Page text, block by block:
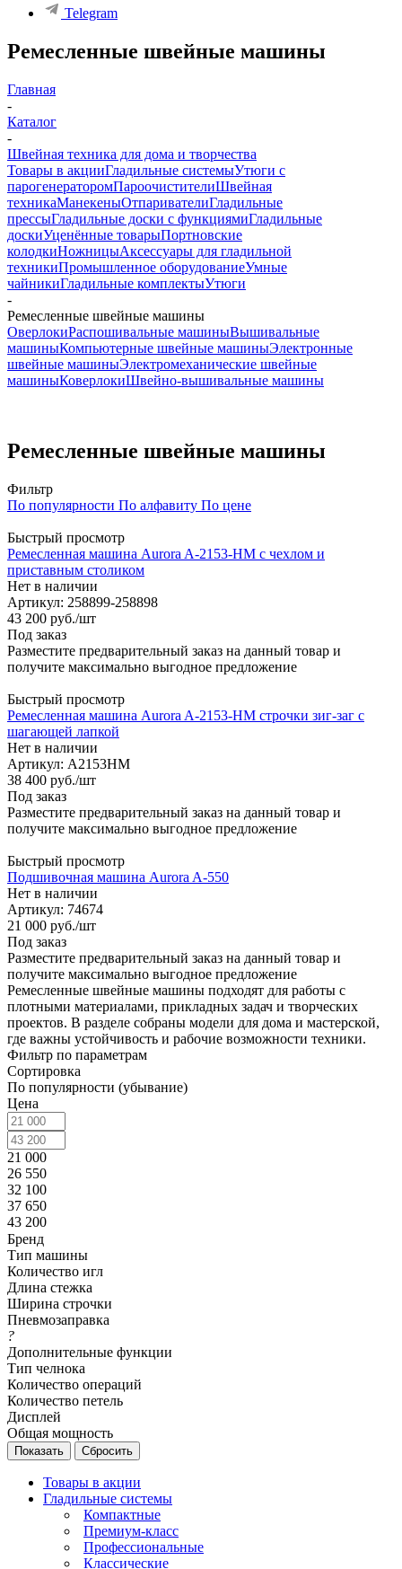
Telegram
Ремесленные швейные машины
Главная
-
Каталог
-
Швейная техника для дома и творчества
Товары в акцииГладильные системыУтюги с
парогенераторомПароочистителиШвейная
техникаМанекеныОтпаривателиГладильные
прессыГладильные доски с функциямиГладильные
доскиУценённые товарыПортновские
колодкиНожницыАксессуары для гладильной
техникиПромышленное оборудованиеУмные
чайникиГладильные комплектыУтюги
-
Ремесленные швейные машины
ОверлокиРаспошивальные машиныВышивальные
машиныКомпьютерные швейные машиныЭлектронные
швейные машиныЭлектромеханические швейные
машиныКоверлокиШвейно-вышивальные машины
Ремесленные швейные машины
Фильтр
По популярности По алфавиту По цене
Быстрый просмотр
Ремесленная машина Aurora A-2153-HM с чехлом и
приставным столиком
Нет в наличии
Артикул: 258899-258898
43 200 руб./шт
Под заказ
Разместите предварительный заказ на данный товар и
получите максимально выгодное предложение
Быстрый просмотр
Ремесленная машина Aurora A-2153-HM строчки зиг-заг с
шагающей лапкой
Нет в наличии
Артикул: A2153HM
38 400 руб./шт
Под заказ
Разместите предварительный заказ на данный товар и
получите максимально выгодное предложение
Быстрый просмотр
Подшивочная машина Aurora A-550
Нет в наличии
Артикул: 74674
21 000 руб./шт
Под заказ
Разместите предварительный заказ на данный товар и
получите максимально выгодное предложение
Ремесленные швейные машины подходят для работы с
плотными материалами, прикладных задач и творческих
проектов. В разделе собраны модели для дома и мастерской,
где важны устойчивость и рабочие возможности техники.
Фильтр по параметрам
Сортировка
По популярности (убывание)
Цена
21 000
26 550
32 100
37 650
43 200
Бренд
Тип машины
Количество игл
Длина стежка
Ширина строчки
Пневмозаправка
?
Дополнительные функции
Тип челнока
Количество операций
Количество петель
Дисплей
Общая мощность
Сбросить
Товары в акции
Гладильные системы
Компактные
Премиум-класс
Профессиональные
Классические